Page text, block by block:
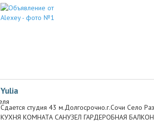
Yulia
Сдается студия 43 м.Долгосрочно.г.Сочи Село
КУХНЯ КОМНАТА САНУЗЕЛ ГАРДЕРОБНАЯ